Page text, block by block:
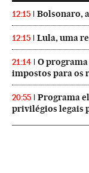
12:15 Bolsonaro,
12:15 Lula, uma
21:14
O
impostos para os
20:55
Programa
privilégios legais